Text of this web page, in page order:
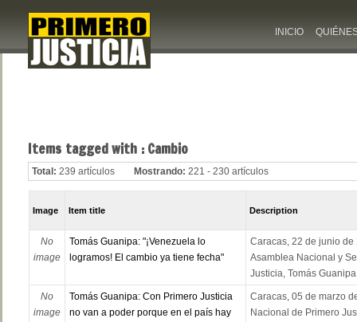
INICIO
Items tagged with : Cambio
Total: 239 artículos Mostrando: 221 - 230 artículos
Image Item title Description
No
image
Tomás Guanipa: "¡Venezuela lo
logramos! El cambio ya tiene fecha"
Caracas, 22 de junio
Asamblea Nacional y
Justicia, Tomás
No
image
Tomás Guanipa: Con Primero Justicia
no van a poder porque en el país hay
Caracas, 05 de marzo
Nacional de Primero